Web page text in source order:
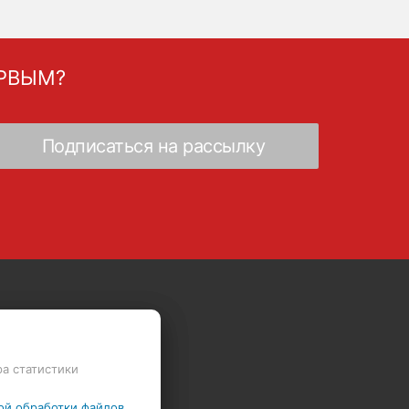
статистики